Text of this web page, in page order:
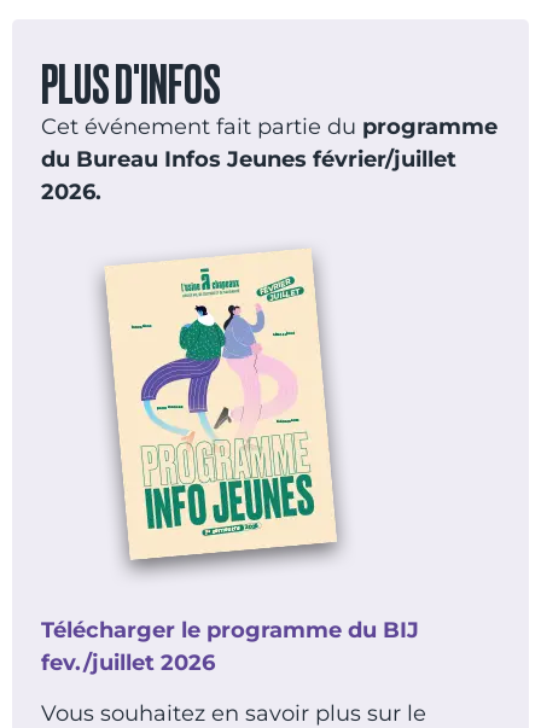
PLUS D'INFOS
Cet événement fait partie du programme
du Bureau Infos Jeunes février/juillet
2026.
Télécharger le programme du BIJ
fev./juillet 2026
Vous souhaitez en savoir plus sur le